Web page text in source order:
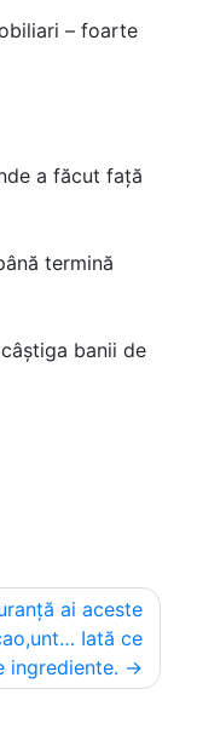
– foarte
a făcut față
termină
banii de
ai aceste
Iată ce
ingrediente.